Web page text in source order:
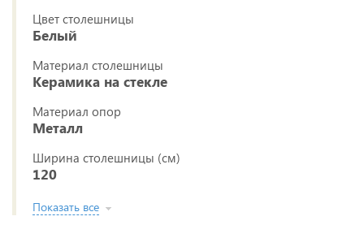
Цвет столешницы
Белый
Материал столешницы
Керамика на стекле
Материал опор
Металл
Ширина столешницы (см)
120
Показать все